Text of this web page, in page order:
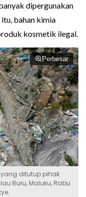
dipergunakan
itu, bahan kimia
kosmetik ilegal.
Perbesar
ditutup pihak
Buru, Maluku, Rabu